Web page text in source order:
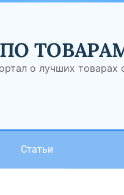
о лучших товарах
Статьи